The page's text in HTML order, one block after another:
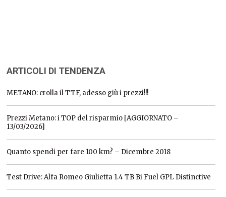
ARTICOLI DI TENDENZA
METANO: crolla il TTF, adesso giù i prezzi!!!
Prezzi Metano: i TOP del risparmio [AGGIORNATO –
13/03/2026]
Quanto spendi per fare 100 km? – Dicembre 2018
Test Drive: Alfa Romeo Giulietta 1.4 TB Bi Fuel GPL Distinctive